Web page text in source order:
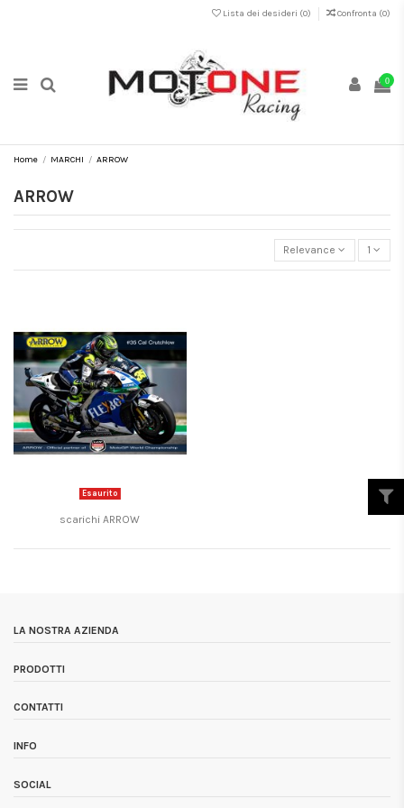
Lista dei desideri (0) Confronta (0)
0
Home MARCHI ARROW
ARROW
Relevance 1
Esaurito
scarichi ARROW
LA NOSTRA AZIENDA
PRODOTTI
CONTATTI
INFO
SOCIAL